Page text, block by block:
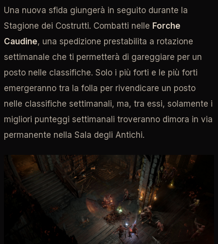
Una nuova sfida giungerà in seguito durante la
Stagione dei Costrutti. Combatti nelle Forche
Caudine, una spedizione prestabilita a rotazione
settimanale che ti permetterà di gareggiare per un
posto nelle classifiche. Solo i più forti e le più forti
emergeranno tra la folla per rivendicare un posto
nelle classifiche settimanali, ma, tra essi, solamente i
migliori punteggi settimanali troveranno dimora in via
permanente nella Sala degli Antichi.